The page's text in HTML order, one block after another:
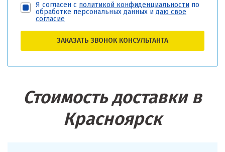
Я согласен с политикой конфиденциальности по
обработке персональных данных и даю свое
согласие
ЗАКАЗАТЬ ЗВОНОК КОНСУЛЬТАНТА
Стоимость доставки в
Красноярск